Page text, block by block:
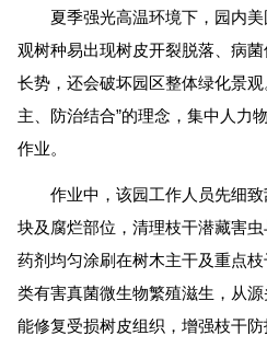
夏季强光高温环境下，园内
观树种易出现树皮开裂脱落、病
长势，还会破坏园区整体绿化景
主、防治结合”的理念，集中人力
作业。
作业中，该园工作人员先细
块及腐烂部位，清理枝干潜藏害
药剂均匀涂刷在树木主干及重点
类有害真菌微生物繁殖滋生，从
能修复受损树皮组织，增强枝干